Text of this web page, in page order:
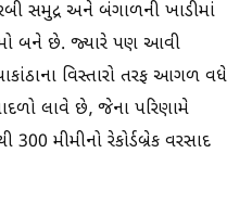
સમુદ્ર અને બંગાળની ખાડીમાં
બને છે. જ્યારે પણ આવી
વિસ્તારો તરફ આગળ વધે
લાવે છે, જેના પરિણામે
મીમીનો રેકોર્ડબ્રેક વરસાદ